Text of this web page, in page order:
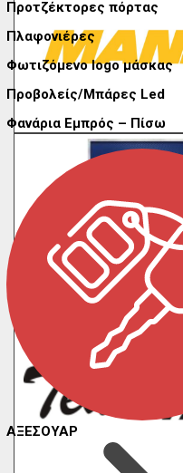
Προτζέκτορες πόρτας
Πλαφονιέρες
Φωτιζόμενο logo μάσκας
Προβολείς/Μπάρες Led
Φανάρια Εμπρός – Πίσω
ΑΞΕΣΟΥΑΡ